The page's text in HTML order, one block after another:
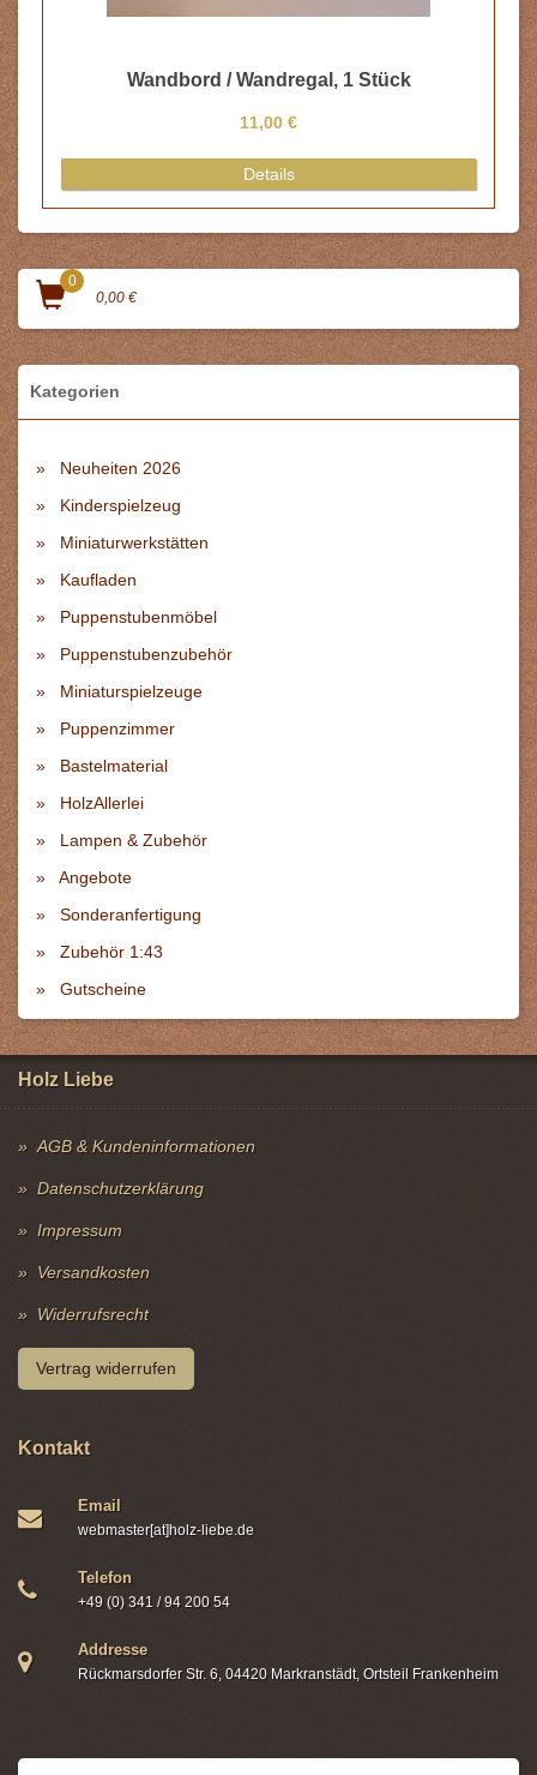
Wandbord / Wandregal, 1 Stück
11,00 €
Details
0
0,00 €
Kategorien
Neuheiten 2026
Kinderspielzeug
Miniaturwerkstätten
Kaufladen
Puppenstubenmöbel
Puppenstubenzubehör
Miniaturspielzeuge
Puppenzimmer
Bastelmaterial
HolzAllerlei
Lampen & Zubehör
Angebote
Sonderanfertigung
Zubehör 1:43
Gutscheine
Holz Liebe
AGB & Kundeninformationen
Datenschutzerklärung
Impressum
Versandkosten
Widerrufsrecht
Vertrag widerrufen
Kontakt
Email
webmaster[at]holz-liebe.de
Telefon
+49 (0) 341 / 94 200 54
Addresse
Rückmarsdorfer Str. 6, 04420 Markranstädt, Ortsteil Frankenheim